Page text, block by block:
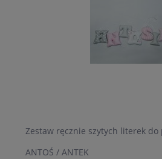
Zestaw ręcznie szytych literek do
ANTOŚ / ANTEK